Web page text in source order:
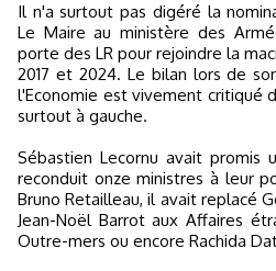
Il n'a surtout pas digéré la
Le Maire au ministère des
porte des LR pour rejoindre la
2017 et 2024. Le bilan lors de
l'Economie est vivement critiqué
surtout à gauche.
Sébastien Lecornu avait promis
reconduit onze ministres à leur
Bruno Retailleau, il avait replacé
Jean-Noël Barrot aux Affaires
Outre-mers ou encore Rachida